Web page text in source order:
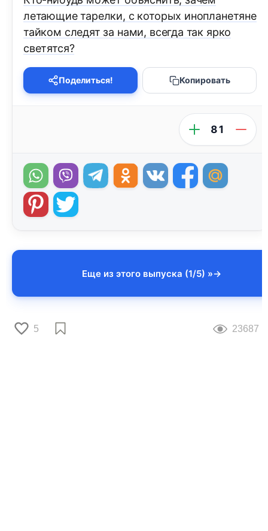
летающие тарелки, с которых инопланетяне
тайком следят за нами, всегда так ярко
светятся?
Поделиться! Копировать
81
Еще из этого выпуска (1/5) »
5 23687